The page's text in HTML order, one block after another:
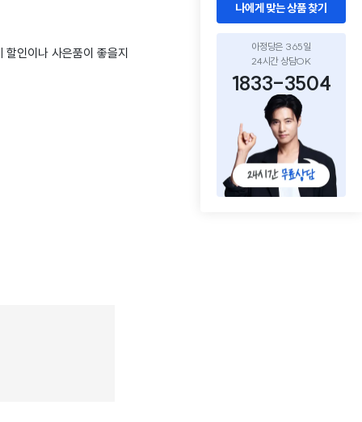
인이나 사은품이 좋을지
나에게 맞는 상품 찾기
아정당은 365일
24시간 상담OK
1833-3504